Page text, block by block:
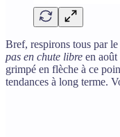
Bref, respirons tous par
pas en chute libre en août
grimpé en flèche à ce
tendances à long terme.